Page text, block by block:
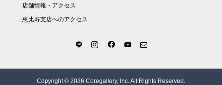
店舗情報・アクセス
恵比寿支店へのアクセス
Copyright © 2026 Coregallery, Inc. All Rights Reserved.